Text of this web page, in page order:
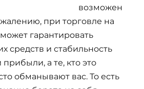
возможен
при торговле на
гарантировать
средств и стабильность
а те, кто это
обманывают вас. То есть